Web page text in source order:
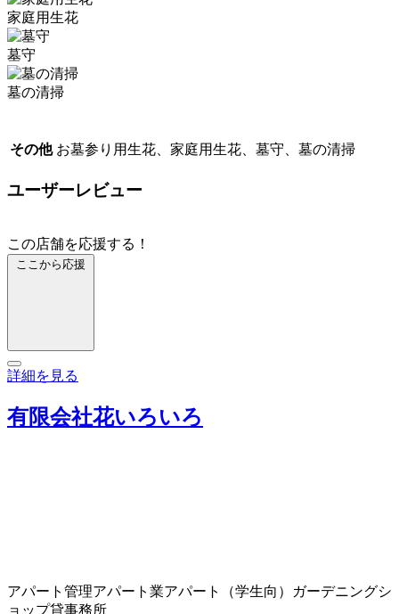
家庭用生花
墓守
墓の清掃
その他 お墓参り用生花、家庭用生花、墓守、墓の清掃
ユーザーレビュー
この店舗を応援する！
ここから応援
詳細を見る
有限会社花いろいろ
アパート管理アパート業アパート（学生向）
ガーデニングシ
ョップ貸事務所